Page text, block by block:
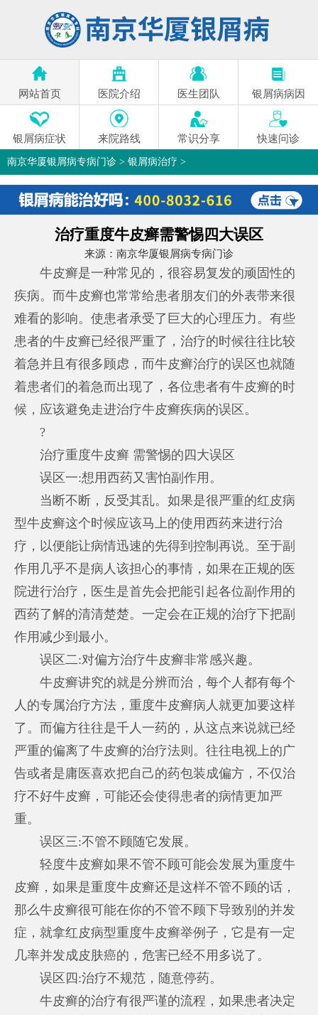
网站首页 医院介绍 医生团队 银屑病病因
银屑病症状 来院路线 常识分享 快速问诊
南京华厦银屑病专病门诊 > 银屑病治疗 >
治疗重度牛皮癣需警惕四大误区
来源： 南京华厦银屑病专病门诊
牛皮癣是一种常见的，很容易复发的顽固性的
疾病。而牛皮癣也常常给患者朋友们的外表带来很
难看的影响。使患者承受了巨大的心理压力。有些
患者的牛皮癣已经很严重了，治疗的时候往往比较
着急并且有很多顾虑，而牛皮癣治疗的误区也就随
着患者们的着急而出现了，各位患者有牛皮癣的时
候，应该避免走进治疗牛皮癣疾病的误区。
?
治疗重度牛皮癣 需警惕的四大误区
误区一:想用西药又害怕副作用。
当断不断，反受其乱。如果是很严重的红皮病
型牛皮癣这个时候应该马上的使用西药来进行治
疗，以便能让病情迅速的先得到控制再说。至于副
作用几乎不是病人该担心的事情，如果在正规的医
院进行治疗，医生是首先会把能引起各位副作用的
西药了解的清清楚楚。一定会在正规的治疗下把副
作用减少到最小。
误区二:对偏方治疗牛皮癣非常感兴趣。
牛皮癣讲究的就是分辨而治，每个人都有每个
人的专属治疗方法，重度牛皮癣病人就更加要这样
了。而偏方往往是千人一药的，从这点来说就已经
严重的偏离了牛皮癣的治疗法则。往往电视上的广
告或者是庸医喜欢把自己的药包装成偏方，不仅治
疗不好牛皮癣，可能还会使得患者的病情更加严
重。
误区三:不管不顾随它发展。
轻度牛皮癣如果不管不顾可能会发展为重度牛
皮癣，如果是重度牛皮癣还是这样不管不顾的话，
那么牛皮癣很可能在你的不管不顾下导致别的并发
症，就拿红皮病型重度牛皮癣举例子，它是有一定
几率并发成皮肤癌的，危害已经不用多说了。
误区四:治疗不规范，随意停药。
牛皮癣的治疗有很严谨的流程，如果患者决定